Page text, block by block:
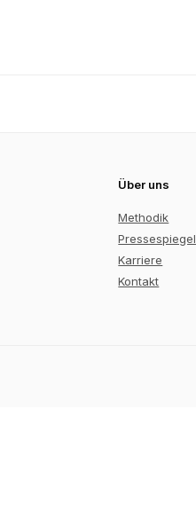
Über uns
Methodik
Pressespiegel
Karriere
Kontakt